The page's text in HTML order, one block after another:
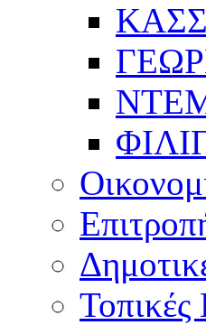
Τοπικές